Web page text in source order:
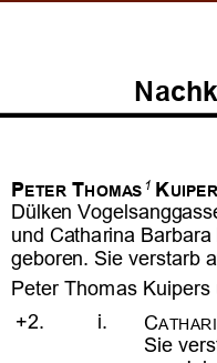
     

